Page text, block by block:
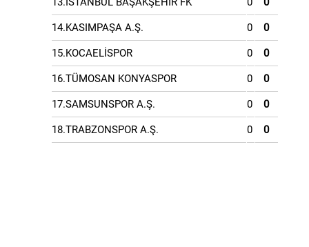
14.KASIMPAŞA A.Ş. 0 0
15.KOCAELİSPOR 0 0
16.TÜMOSAN KONYASPOR 0 0
17.SAMSUNSPOR A.Ş. 0 0
18.TRABZONSPOR A.Ş. 0 0